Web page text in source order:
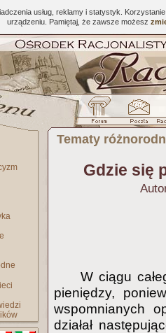
usług, reklamy i statystyk.
urządzeniu. Pamiętaj, że zawsze możesz
Tematy
Gdzie się
W ciągu
pieniędzy,
wspomnianych
działał